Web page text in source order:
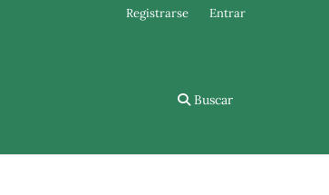
Buscar
Registrarse Entrar